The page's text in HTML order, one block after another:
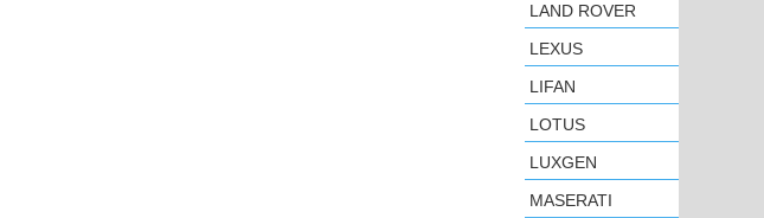
LAND ROVER
LEXUS
LIFAN
LOTUS
LUXGEN
MASERATI